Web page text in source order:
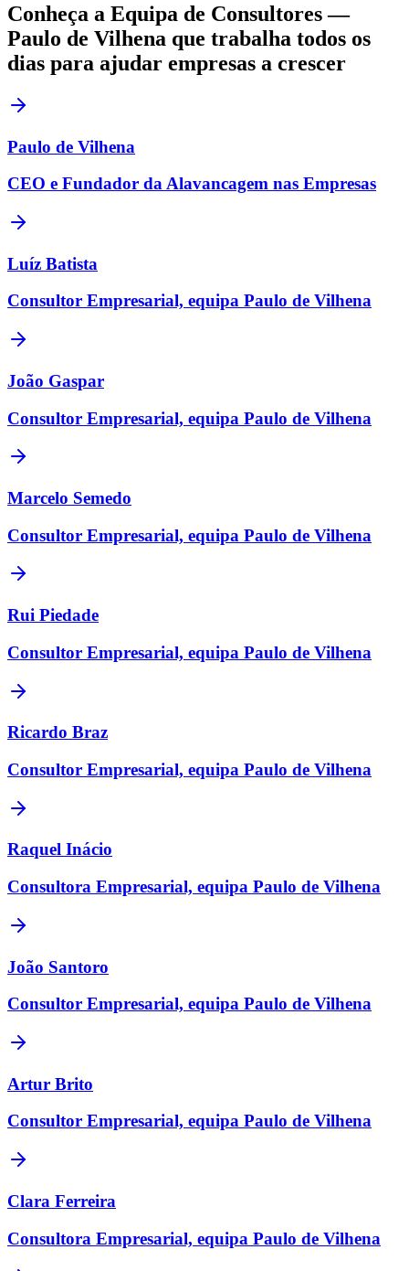
Conheça a Equipa de Consultores —
Paulo de Vilhena que trabalha todos os
dias para ajudar empresas a crescer
Paulo de Vilhena
CEO e Fundador da Alavancagem nas Empresas
Luíz Batista
Consultor Empresarial, equipa Paulo de Vilhena
João Gaspar
Consultor Empresarial, equipa Paulo de Vilhena
Marcelo Semedo
Consultor Empresarial, equipa Paulo de Vilhena
Rui Piedade
Consultor Empresarial, equipa Paulo de Vilhena
Ricardo Braz
Consultor Empresarial, equipa Paulo de Vilhena
Raquel Inácio
Consultora Empresarial, equipa Paulo de Vilhena
João Santoro
Consultor Empresarial, equipa Paulo de Vilhena
Artur Brito
Consultor Empresarial, equipa Paulo de Vilhena
Clara Ferreira
Consultora Empresarial, equipa Paulo de Vilhena